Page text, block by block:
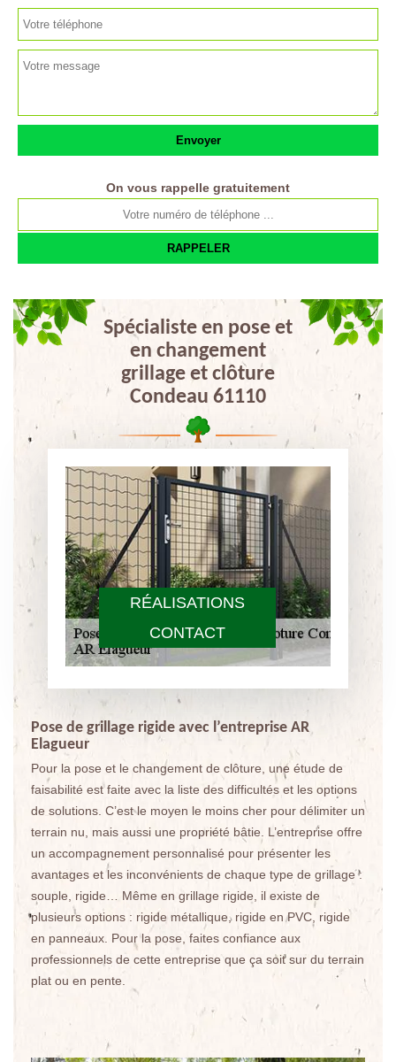
RÉALISATIONS
CONTACT
On vous rappelle gratuitement
Spécialiste en pose et
en changement
grillage et clôture
Condeau 61110
Pose de grillage rigide avec l’entreprise AR
Elagueur
Pour la pose et le changement de clôture, une étude de
faisabilité est faite avec la liste des difficultés et les options
de solutions. C’est le moyen le moins cher pour délimiter un
terrain nu, mais aussi une propriété bâtie. L’entreprise offre
un accompagnement personnalisé pour présenter les
avantages et les inconvénients de chaque type de grillage :
souple, rigide… Même en grillage rigide, il existe de
plusieurs options : rigide métallique, rigide en PVC, rigide
en panneaux. Pour la pose, faites confiance aux
professionnels de cette entreprise que ça soit sur du terrain
plat ou en pente.